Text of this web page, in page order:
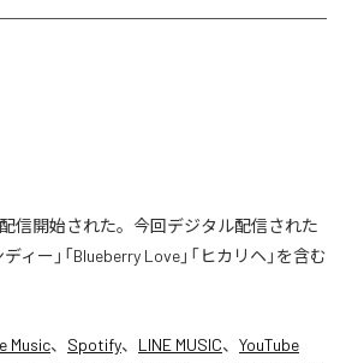
配信開始された。今回デジタル配信された
ィー」「Blueberry Love」「ヒカリヘ」を含む
Music、 Spotify、 LINE MUSIC、 YouTube